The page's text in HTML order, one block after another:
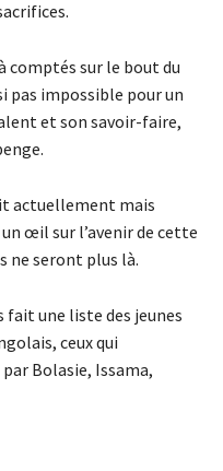
comptés sur le bout du
pas impossible pour un
et son savoir-faire,
actuellement mais
œil sur l’avenir de cette
ne seront plus là.
fait une liste des jeunes
ceux qui
Bolasie, Issama,